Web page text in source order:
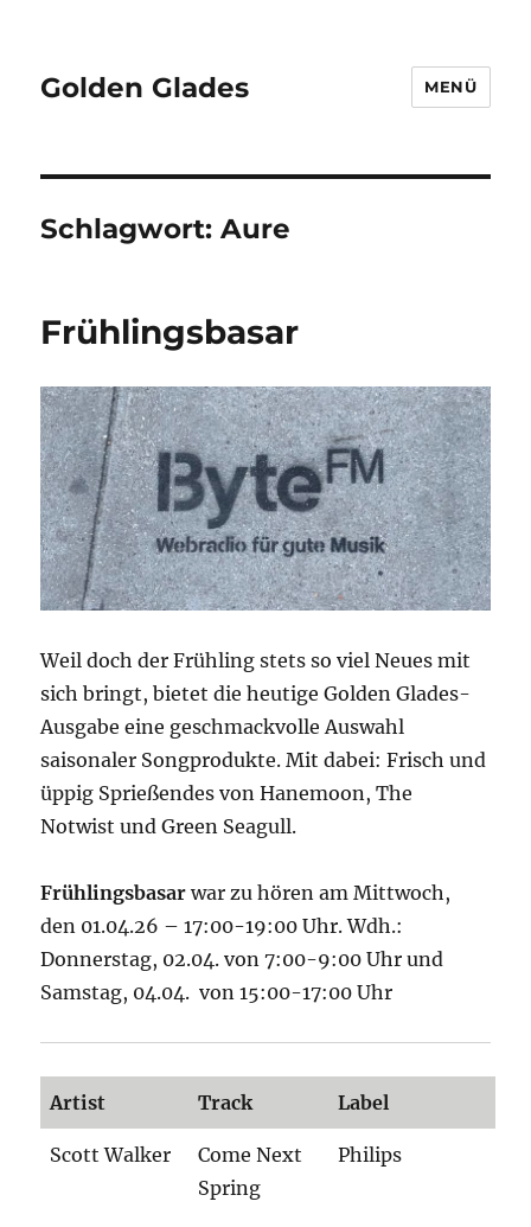
Golden Glades MENÜ
Schlagwort:Aure
Frühlingsbasar
Weil doch der Frühling stets so viel Neues mit
sich bringt, bietet die heutige Golden Glades-
Ausgabe eine geschmackvolle Auswahl
saisonaler Songprodukte. Mit dabei: Frisch und
üppig Sprießendes von Hanemoon, The
Notwist und Green Seagull.
Frühlingsbasarwar zu hören am Mittwoch,
den 01.04.26 – 17:00-19:00 Uhr. Wdh.:
Donnerstag, 02.04. von 7:00-9:00 Uhr und
Samstag, 04.04. von 15:00-17:00 Uhr
Artist Track Label
Scott Walker
Come Next
Spring
Philips